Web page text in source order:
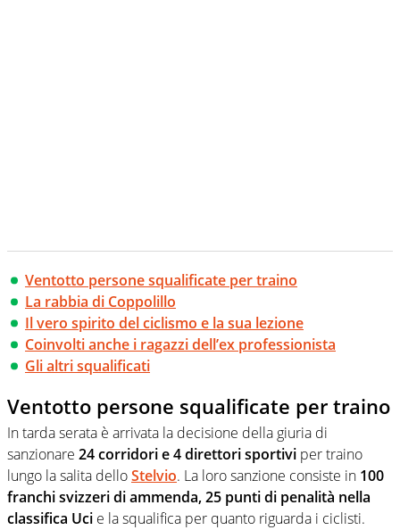
Ventotto persone squalificate per traino
La rabbia di Coppolillo
Il vero spirito del ciclismo e la sua lezione
Coinvolti anche i ragazzi dell’ex professionista
Gli altri squalificati
Ventotto persone squalificate per traino
In tarda serata è arrivata la decisione della giuria di
sanzionare 24 corridori e 4 direttori sportivi per traino
lungo la salita delloStelvio. La loro sanzione consiste in 100
franchi svizzeri di ammenda, 25 punti di penalità nella
classifica Uci e la squalifica per quanto riguarda i ciclisti.